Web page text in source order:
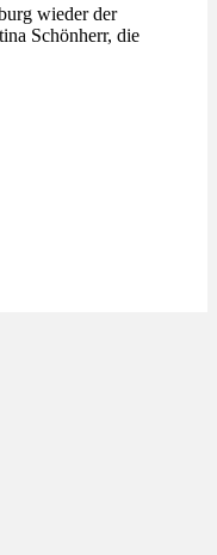
wieder der
Schönherr, die